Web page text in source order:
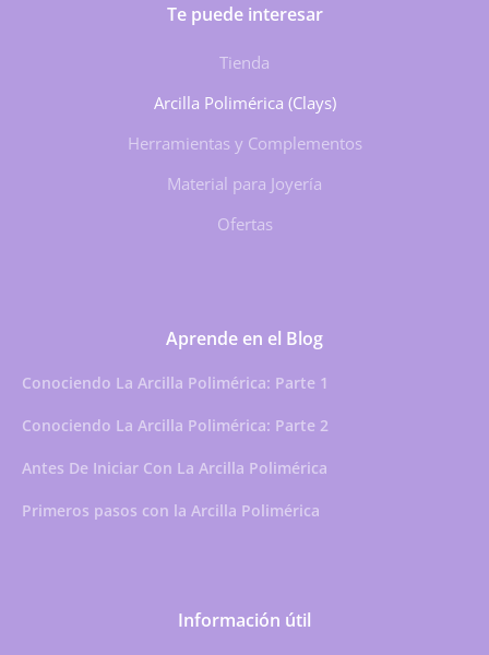
Te puede interesar
Tienda
Arcilla Polimérica (Clays)
Herramientas y Complementos
Material para Joyería
Ofertas
Aprende en el Blog
Conociendo La Arcilla Polimérica: Parte 1
Conociendo La Arcilla Polimérica: Parte 2
Antes De Iniciar Con La Arcilla Polimérica
Primeros pasos con la Arcilla Polimérica
Información útil